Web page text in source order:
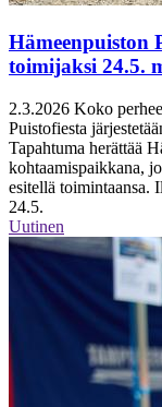
Hämeenpuiston
toimijaksi 24.5.
2.3.2026 Koko
Puistofiesta
Tapahtuma herättää
kohtaamispaikkana,
esitellä toimintaansa.
24.5.
Uutinen